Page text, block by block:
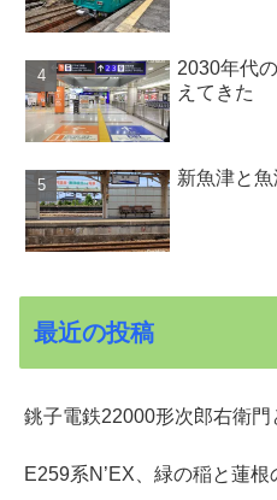
2030年代
えてきた
新魚津と
最近の投稿
銚子電鉄22000形次郎右衛門
E259系N’EX、緑の稲と蓮根